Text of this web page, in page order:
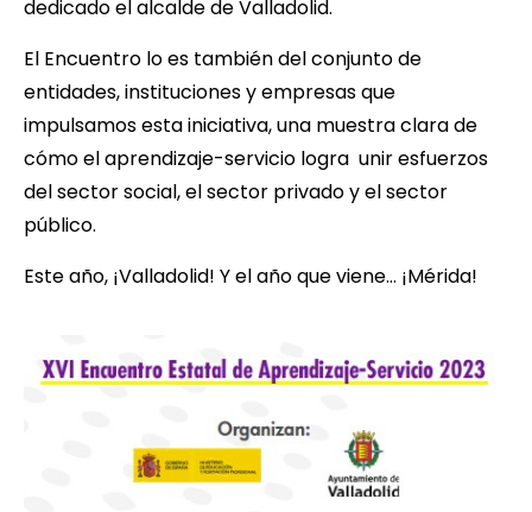
dedicado el alcalde de Valladolid.
El Encuentro lo es también del conjunto de
entidades, instituciones y empresas que
impulsamos esta iniciativa, una muestra clara de
cómo el aprendizaje-servicio logra unir esfuerzos
del sector social, el sector privado y el sector
público.
Este año, ¡Valladolid! Y el año que viene… ¡Mérida!